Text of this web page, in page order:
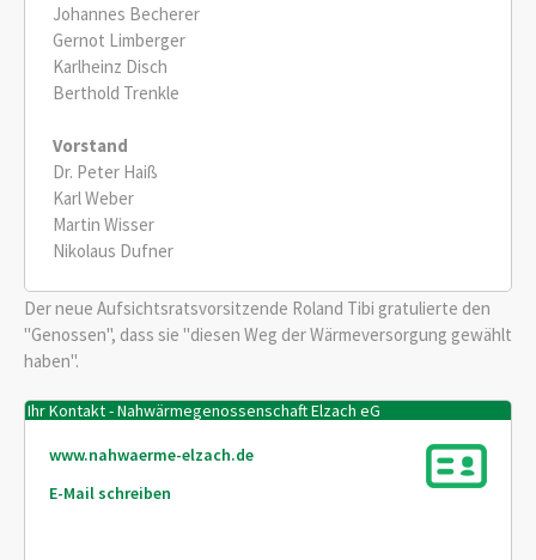
Johannes Becherer
Gernot Limberger
Karlheinz Disch
Berthold Trenkle
Vorstand
Dr. Peter Haiß
Karl Weber
Martin Wisser
Nikolaus Dufner
Der neue Aufsichtsratsvorsitzende Roland Tibi gratulierte den
"Genossen", dass sie "diesen Weg der Wärmeversorgung gewählt
haben".
Ihr Kontakt - Nahwärmegenossenschaft Elzach eG
www.nahwaerme-elzach.de
E-Mail schreiben